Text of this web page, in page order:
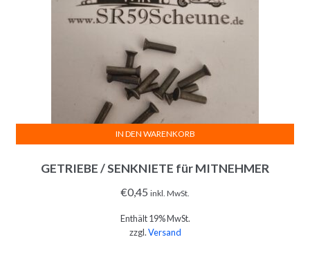
GETRIEBE / SENKNIETE für MITNEHMER
€0,45 inkl. MwSt.
Enthält 19% MwSt.
zzgl.Versand
IN DEN WARENKORB